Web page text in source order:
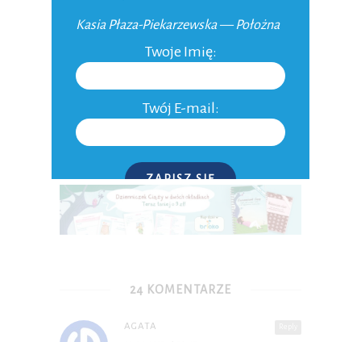
Narodziny maleństwa w formie historyjki
30-11-2012
24 KOMENTARZE
AGATA
Kasia Płaza-Piekarzewska — Położna
Twoje Imię:
Twój E-mail:
ZAPISZ SIĘ
P.S. W każdej chwili możesz wypisać się z kursu.